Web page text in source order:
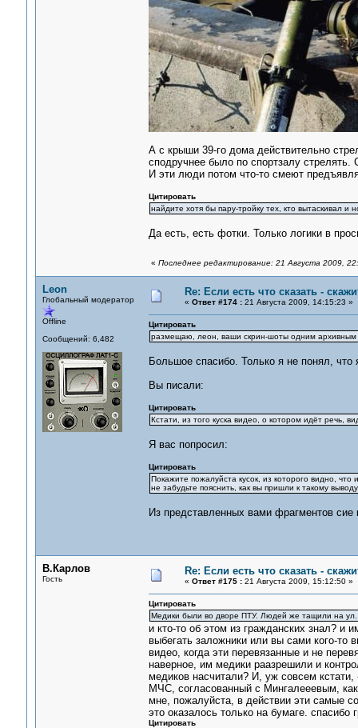
А с крыши 39-го дома действительно
сподручнее было по спортзалу стрелять.
И эти люди потом что-то смеют
Цитировать
найдите хотя бы пару-тройку тех, кто вытаскивал
Да есть, есть фотки. Только логики в
« Последнее редактирование: 21 Августа 2009,
Leon
Глобальный модератор
Offline
Сообщений: 6,482
Re: Если есть что сказать -
« Ответ #174 :21 Августа 2009, 14:15:23 »
Цитировать
размещаю, леон, ваши скрин-шоты одним
Большое спасибо. Только я не понял,
Вы писали:
Цитировать
Кстати, из того куска видео, о котором идёт речь,
Я вас попросил:
Цитировать
Покажите пожалуйста кусок, из которого видно,
не забудьте пояснить, как вы пришли к такому
Из представленных вами фрагментов сие
В.Карлов
Гость
Re: Если есть что сказать -
« Ответ #175 :21 Августа 2009, 15:12:50 »
Цитировать
Медики были во дворе ПТУ. Людей же тащили на
и кто-то об этом из гражданских знал? и
выбегать заложники или вы сами кого-
видео, когда эти перевязанные и не
наверное, им медики раазрешили и
медиков насчитали? И, уж совсем
МЧС, согласованный с Мингалееевым,
мне, пожалуйста, в действии эти самые
это оказалось только на бумаге.
Цитировать